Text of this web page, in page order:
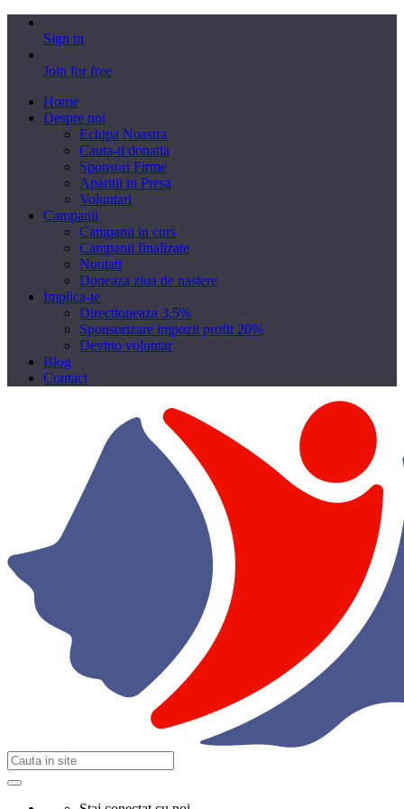
Sign in
Join for free
Home
Despre noi
Echipa Noastra
Cauta-ti donatia
Sponsori Firme
Aparitii in Presa
Voluntari
Campanii
Campanii in curs
Campanii finalizate
Noutati
Doneaza ziua de nastere
Implica-te
Directioneaza 3,5%
Sponsorizare impozit profit 20%
Devino voluntar
Blog
Contact